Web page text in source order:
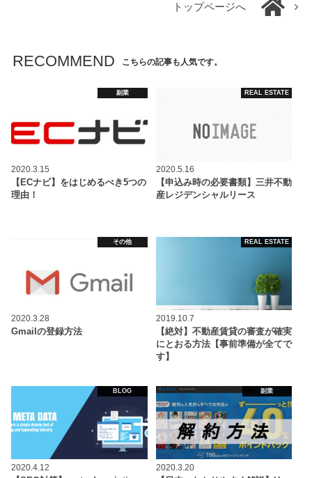
トップページへ
RECOMMEND こちらの記事も人気です。
副業
2020.3.15
【ECナビ】をはじめるべき5つの
理由！
REAL ESTATE
2020.5.16
【申込み時の必要書類】三井不動
産レジデンシャルリース
その他
2020.3.28
Gmailの登録方法
REAL ESTATE
2019.10.7
【絶対】不動産賃貸の審査が確実
にとおる方法【事前準備が全てで
す】
BLOG
2020.4.12
副業
2020.3.20